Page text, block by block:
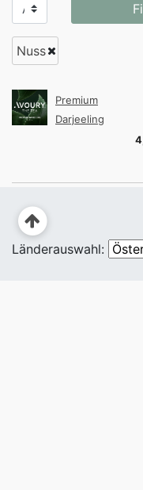
Nuss
Premium
Darjeeling
Länderauswahl: